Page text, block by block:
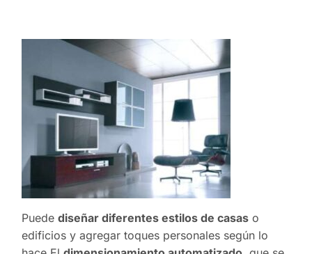
Puede diseñar diferentes estilos de casas o
edificios y agregar toques personales según lo